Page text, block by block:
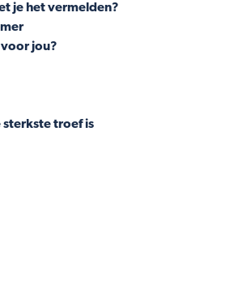
je het vermelden?
jou?
troef is